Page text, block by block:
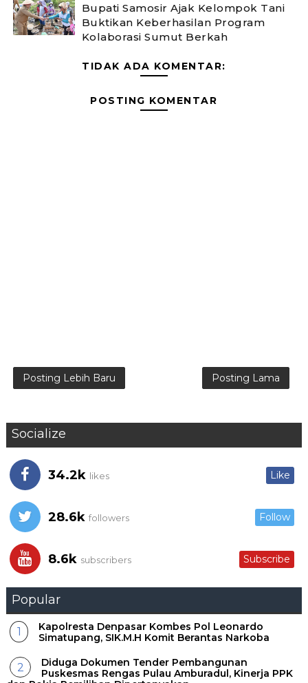
Bupati Samosir Ajak Kelompok Tani
Buktikan Keberhasilan Program
Kolaborasi Sumut Berkah
TIDAK ADA KOMENTAR:
POSTING KOMENTAR
Posting Lebih Baru Posting Lama
Socialize
34.2k likes Like
28.6k followers Follow
8.6k subscribers Subscribe
Popular
Kapolresta Denpasar Kombes Pol Leonardo
Simatupang, SIK.M.H Komit Berantas Narkoba
Diduga Dokumen Tender Pembangunan
Puskesmas Rengas Pulau Amburadul, Kinerja PPK